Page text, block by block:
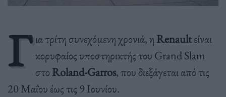
Γ ια τρίτη συνεχόμενη χρονιά, ηRenaultείναι
κορυφαίος υποστηρικτής του Grand Slam
στοRoland-Garros, που διεξάγεται από τις
20 Μαΐου έως τις 9 Ιουνίου.